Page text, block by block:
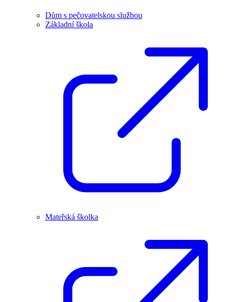
Dům s pečovatelskou službou
Základní škola
Mateřská školka